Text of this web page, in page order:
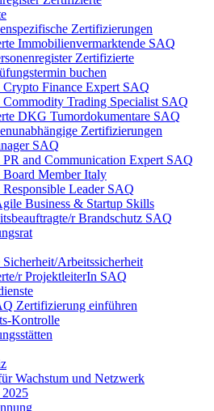
Zertifizierungen
Immobilienvermarktende SAQ
Zertifizierte
buchen
Finance Expert SAQ
Trading Specialist SAQ
DKG Tumordokumentare SAQ
Zertifizierungen
SAQ
and Communication Expert SAQ
Member Italy
Leader SAQ
Business & Startup Skills
​r Brandschutz SAQ
Sicherheit/Arbeitssicherheit
r ProjektleiterIn SAQ
Zertifizierung einführen
Kontrolle
Wachstum und Netzwerk